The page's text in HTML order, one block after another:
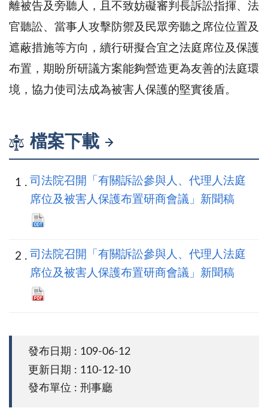
離被告及旁聽人，且不致妨礙審判長訴訟指揮、法
官聽訟、當事人攻擊防禦及民眾旁聽之席位位置及
遮蔽措施等方向，續行研擬合宜之法庭席位及保護
布置，期盼所研議方案能夠營造更為友善的法庭環
境，協力使司法成為被害人保護的堅實後盾。
檔案下載
司法院召開「有關訴訟參與人、代理人法庭
席位及被害人保護布置研商會議」新聞稿
司法院召開「有關訴訟參與人、代理人法庭
席位及被害人保護布置研商會議」新聞稿
發布日期 : 109-06-12
更新日期 : 110-12-10
發布單位 : 刑事廳